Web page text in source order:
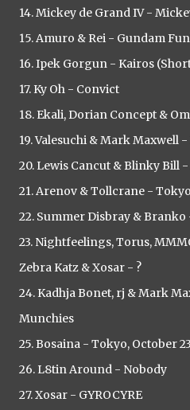
14. Mickey de Grand IV -
15. Amuro & Rei - Gundam
16. Ipek Gorgun - Kairos
17. Ky Oh - Convict
18. Ekali, Dorian Concept &
19. Valesuchi & Mark Maxwell
20. Lewis Cancut & Blinky Bill
21. Arenov & Tollcrane -
22. Summer Disbray &
23. Nightfeelings, Torus,
Zebra Katz & Xosar - ?
24. Kadhja Bonet, rj & Mark
Munchies
25. Bosaina - Tokyo, October
26. L8tin Around - Nobody
27. Xosar - GYROCYRE